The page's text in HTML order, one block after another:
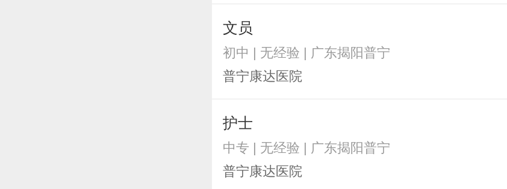
文员
初中 | 无经验 | 广东揭阳普宁
普宁康达医院
护士
中专 | 无经验 | 广东揭阳普宁
普宁康达医院